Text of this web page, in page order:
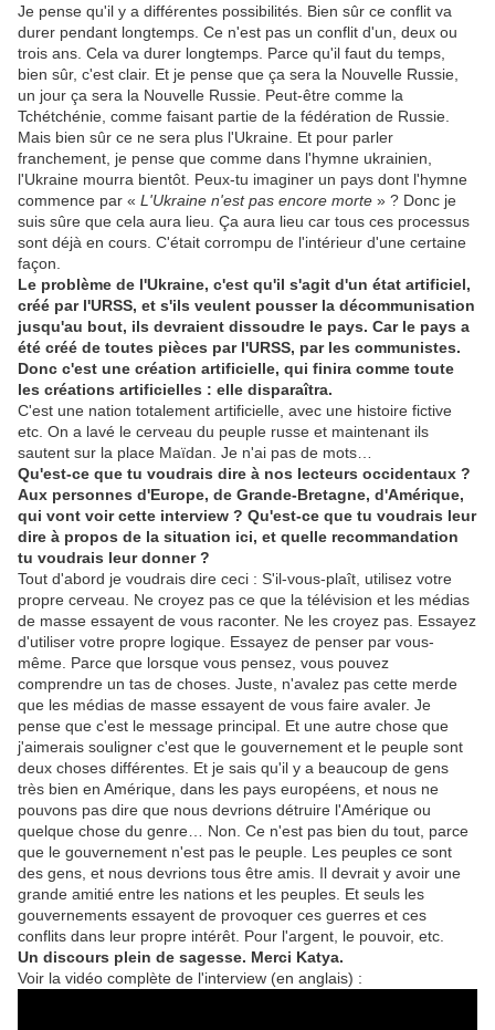
Je pense qu'il y a différentes possibilités. Bien sûr ce conflit va
durer pendant longtemps. Ce n'est pas un conflit d'un, deux ou
trois ans. Cela va durer longtemps. Parce qu'il faut du temps,
bien sûr, c'est clair. Et je pense que ça sera la Nouvelle Russie,
un jour ça sera la Nouvelle Russie. Peut-être comme la
Tchétchénie, comme faisant partie de la fédération de Russie.
Mais bien sûr ce ne sera plus l'Ukraine. Et pour parler
franchement, je pense que comme dans l'hymne ukrainien,
l'Ukraine mourra bientôt. Peux-tu imaginer un pays dont l'hymne
commence par « L'Ukraine n'est pas encore morte » ? Donc je
suis sûre que cela aura lieu. Ça aura lieu car tous ces processus
sont déjà en cours. C'était corrompu de l'intérieur d'une certaine
façon.
Le problème de l'Ukraine, c'est qu'il s'agit d'un état artificiel,
créé par l'URSS, et s'ils veulent pousser la décommunisation
jusqu'au bout, ils devraient dissoudre le pays. Car le pays a
été créé de toutes pièces par l'URSS, par les communistes.
Donc c'est une création artificielle, qui finira comme toute
les créations artificielles : elle disparaîtra.
C'est une nation totalement artificielle, avec une histoire fictive
etc. On a lavé le cerveau du peuple russe et maintenant ils
sautent sur la place Maïdan. Je n'ai pas de mots…
Qu'est-ce que tu voudrais dire à nos lecteurs occidentaux ?
Aux personnes d'Europe, de Grande-Bretagne, d'Amérique,
qui vont voir cette interview ? Qu'est-ce que tu voudrais leur
dire à propos de la situation ici, et quelle recommandation
tu voudrais leur donner?
Tout d'abord je voudrais dire ceci : S'il-vous-plaît, utilisez votre
propre cerveau. Ne croyez pas ce que la télévision et les médias
de masse essayent de vous raconter. Ne les croyez pas. Essayez
d'utiliser votre propre logique. Essayez de penser par vous-
même. Parce que lorsque vous pensez, vous pouvez
comprendre un tas de choses. Juste, n'avalez pas cette merde
que les médias de masse essayent de vous faire avaler. Je
pense que c'est le message principal. Et une autre chose que
j'aimerais souligner c'est que le gouvernement et le peuple sont
deux choses différentes. Et je sais qu'il y a beaucoup de gens
très bien en Amérique, dans les pays européens, et nous ne
pouvons pas dire que nous devrions détruire l'Amérique ou
quelque chose du genre… Non. Ce n'est pas bien du tout, parce
que le gouvernement n'est pas le peuple. Les peuples ce sont
des gens, et nous devrions tous être amis. Il devrait y avoir une
grande amitié entre les nations et les peuples. Et seuls les
gouvernements essayent de provoquer ces guerres et ces
conflits dans leur propre intérêt. Pour l'argent, le pouvoir, etc.
Un discours plein de sagesse. Merci Katya.
Voir la vidéo complète de l'interview (en anglais) :